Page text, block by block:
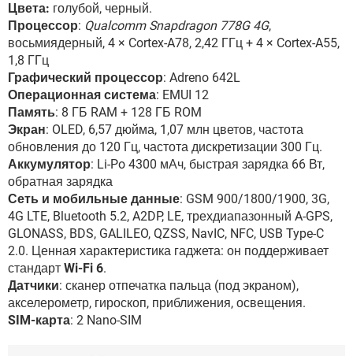
Цвета: голубой, черный.
Процессор: Qualcomm Snapdragon 778G 4G,
восьмиядерный, 4 × Cortex-A78, 2,42 ГГц + 4 × Cortex-A55,
1,8 ГГц
Графический процессор: Adreno 642L
Операционная система: EMUI 12
Память: 8 ГБ RAM + 128 ГБ ROM
Экран: OLED, 6,57 дюйма, 1,07 млн цветов, частота
обновления до 120 Гц, частота дискретизации 300 Гц.
Аккумулятор: Li-Po 4300 мАч, быстрая зарядка 66 Вт,
обратная зарядка
Сеть и мобильные данные: GSM 900/1800/1900, 3G,
4G LTE, Bluetooth 5.2, A2DP, LE, трехдиапазонный A-GPS,
GLONASS, BDS, GALILEO, QZSS, NavIC, NFC, USB Type-C
2.0. Ценная характеристика гаджета: он поддерживает
стандарт Wi-Fi 6.
Датчики: сканер отпечатка пальца (под экраном),
акселерометр, гироскоп, приближения, освещения.
SIM-карта: 2 Nano-SIM